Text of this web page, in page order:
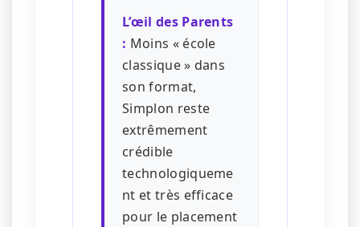
L’œil des Parents
: Moins « école
classique » dans
son format,
Simplon reste
extrêmement
crédible
technologiqueme
nt et très efficace
pour le placement